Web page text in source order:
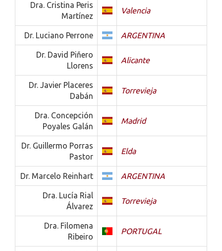
Dra. Cristina Peris
Martínez
Valencia
Dr. Luciano Perrone ARGENTINA
Dr. David Piñero
Llorens
Alicante
Dr. Javier Placeres
Dabán
Torrevieja
Dra. Concepción
Poyales Galán
Madrid
Dr. Guillermo Porras
Pastor
Elda
Dr. Marcelo Reinhart ARGENTINA
Dra. Lucía Rial
Álvarez
Torrevieja
Dra. Filomena
Ribeiro
PORTUGAL